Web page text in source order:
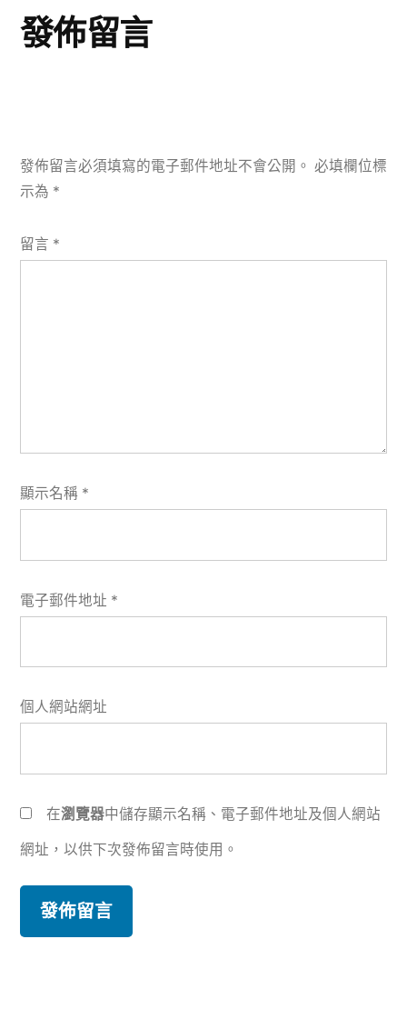
發佈留言
發佈留言必須填寫的電子郵件地址不會公開。 必填欄位標
示為 *
留言 *
顯示名稱 *
電子郵件地址 *
個人網站網址
在瀏覽器中儲存顯示名稱、電子郵件地址及個人網站
網址，以供下次發佈留言時使用。